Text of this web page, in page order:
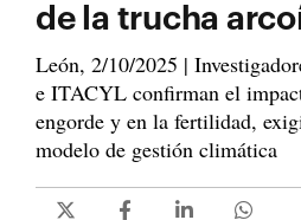
de la trucha
León, 2/10/2025 |
e ITACYL confirman el
engorde y en la fertilidad,
modelo de gestión climática